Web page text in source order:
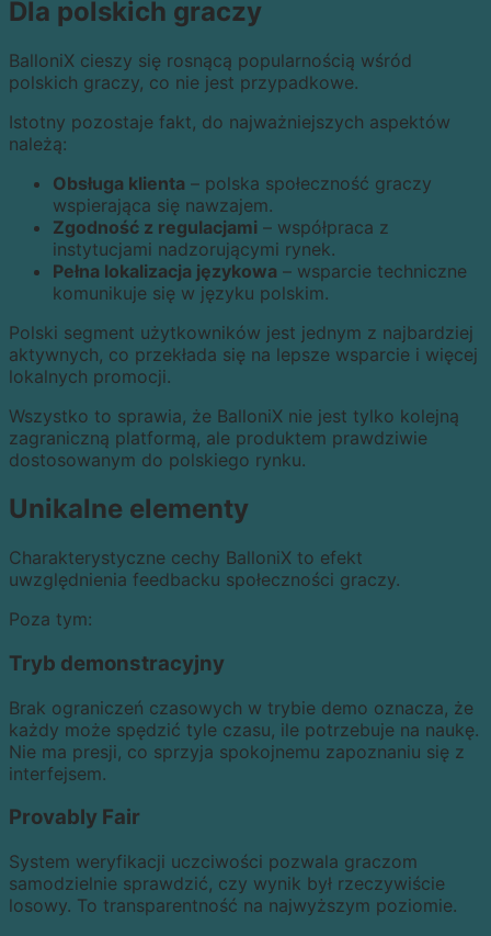
Dla polskich graczy
BalloniX cieszy się rosnącą popularnością wśród
polskich graczy, co nie jest przypadkowe.
Istotny pozostaje fakt, do najważniejszych aspektów
należą:
Obsługa klienta – polska społeczność graczy
wspierająca się nawzajem.
Zgodność z regulacjami – współpraca z
instytucjami nadzorującymi rynek.
Pełna lokalizacja językowa – wsparcie techniczne
komunikuje się w języku polskim.
Polski segment użytkowników jest jednym z najbardziej
aktywnych, co przekłada się na lepsze wsparcie i więcej
lokalnych promocji.
Wszystko to sprawia, że BalloniX nie jest tylko kolejną
zagraniczną platformą, ale produktem prawdziwie
dostosowanym do polskiego rynku.
Unikalne elementy
Charakterystyczne cechy BalloniX to efekt
uwzględnienia feedbacku społeczności graczy.
Poza tym:
Tryb demonstracyjny
Brak ograniczeń czasowych w trybie demo oznacza, że
każdy może spędzić tyle czasu, ile potrzebuje na naukę.
Nie ma presji, co sprzyja spokojnemu zapoznaniu się z
interfejsem.
Provably Fair
System weryfikacji uczciwości pozwala graczom
samodzielnie sprawdzić, czy wynik był rzeczywiście
losowy. To transparentność na najwyższym poziomie.